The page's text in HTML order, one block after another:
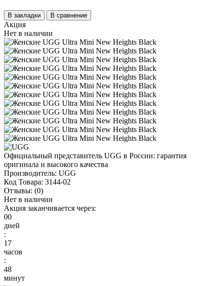
В закладки В сравнение
Акция
Нет в наличии
Официальный представитель UGG в России: гарантия
оригинала и высокого качества
Производитель: UGG
Код Товара: 3144-02
Отзывы: (0)
Нет в наличии
Акция заканчивается через:
00
дней
:
17
часов
:
48
минут